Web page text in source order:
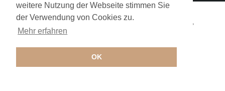
weitere Nutzung der Webseite stimmen Sie
der Verwendung von Cookies zu.
Mehr erfahren
OK
Copyrights © 2017 BIM-Teltow •
•